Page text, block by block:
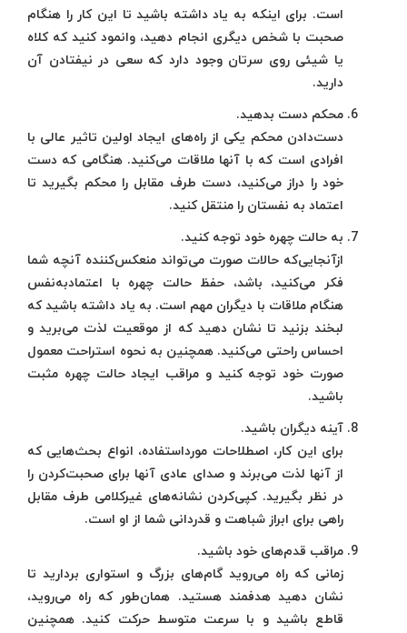
است. برای اینکه به یاد داشته باشید تا این کار را هنگام
صحبت با شخص دیگری انجام دهید، وانمود کنید که کلاه
یا شیئی روی سرتان وجود دارد که سعی در نیفتادن آن
دارید.
محکم دست بدهید.
دست‌دادن محکم یکی از راه‌های ایجاد اولین تاثیر عالی با
افرادی است که با آنها ملاقات می‌کنید. هنگامی که دست
خود را دراز می‌کنید، دست طرف مقابل را محکم بگیرید تا
اعتماد به نفستان را منتقل کنید.
به حالت چهره خود توجه کنید.
ازآنجایی‌که حالات صورت می‌تواند منعکس‌کننده آنچه شما
فکر می‌کنید، باشد، حفظ حالت چهره با اعتمادبه‌نفس
هنگام ملاقات با دیگران مهم است. به یاد داشته باشید که
لبخند بزنید تا نشان دهید که از موقعیت لذت می‌برید و
احساس راحتی می‌کنید. همچنین به نحوه استراحت معمول
صورت خود توجه کنید و مراقب ایجاد حالت چهره مثبت
باشید.
آینه دیگران باشید.
برای این کار، اصطلاحات مورداستفاده، انواع بحث‌هایی که
از آنها لذت می‌برند و صدای عادی آنها برای صحبت‌کردن را
در نظر بگیرید. کپی‌کردن نشانه‌های غیرکلامی طرف مقابل
راهی برای ابراز شباهت و قدردانی شما از او است.
مراقب قدم‌های خود باشید.
زمانی که راه می‌روید گام‌های بزرگ و استواری بردارید تا
نشان دهید هدفمند هستید. همان‌طور که راه می‌روید،
قاطع باشید و با سرعت متوسط حرکت کنید. همچنین